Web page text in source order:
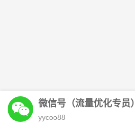
󦘖 微信号（流量优化专员）
yycoo88
****锦瑟华刚刚添加了客服微信！